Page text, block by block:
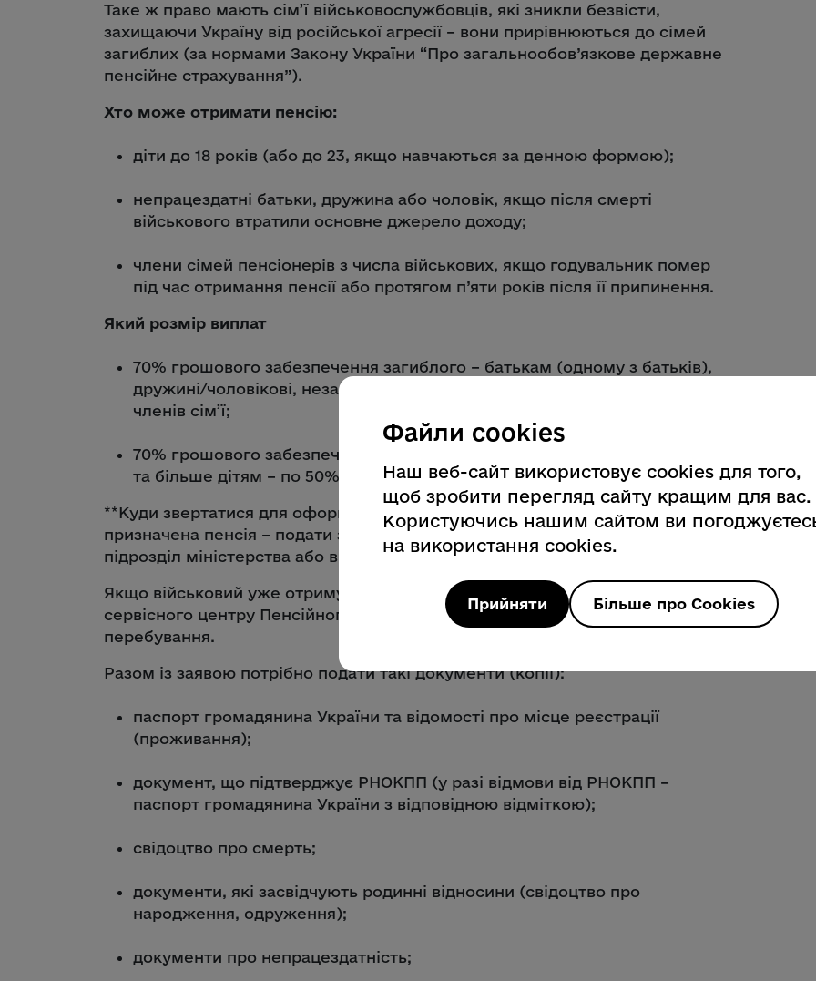
Таке ж право мають сім’ї військовослужбовців, які зникли безвісти,
захищаючи Україну від російської агресії – вони прирівнюються до сімей
загиблих (за нормами Закону України “Про загальнообов’язкове державне
пенсійне страхування”).
Хто може отримати пенсію:
діти до 18 років (або до 23, якщо навчаються за денною формою);
непрацездатні батьки, дружина або чоловік, якщо після смерті
військового втратили основне джерело доходу;
члени сімей пенсіонерів з числа військових, якщо годувальник помер
під час отримання пенсії або протягом п’яти років після її припинення.
Який розмір виплат
70% грошового забезпечення загиблого – батькам (одному з батьків),
дружині/чоловікові, незалежно від наявності інших непрацездатних
членів сім’ї;
70% грошового забезпечення загиблого годувальника – дитині. Двом
та більше дітям – по 50% грошового забезпечення.
**Куди звертатися для оформлення ** Якщо військовому не була
призначена пенсія – подати заяву через уповноважений структурний
підрозділ міністерства або відомства, де він проходив службу.
Якщо військовий уже отримував пенсію – потрібно звернутися до
сервісного центру Пенсійного фонду України за місцем проживання або
перебування.
Разом із заявою потрібно подати такі документи (копії):
паспорт громадянина України та відомості про місце реєстрації
(проживання);
документ, що підтверджує РНОКПП (у разі відмови від РНОКПП –
паспорт громадянина України з відповідною відміткою);
свідоцтво про смерть;
документи, які засвідчують родинні відносини (свідоцтво про
народження, одруження);
документи про непрацездатність;
Файли cookies
Наш веб-сайт використовує cookies для того,
щоб зробити перегляд сайту кращим для вас.
Користуючись нашим сайтом ви
на використання cookies.
Прийняти Більше про Cookies